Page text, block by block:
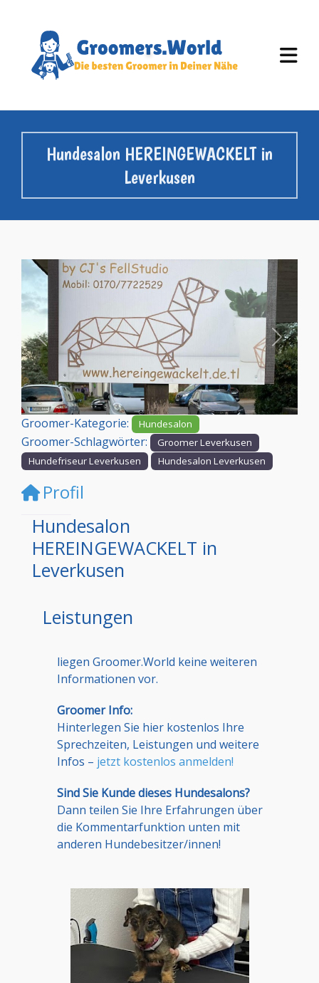
Hundesalon HEREINGEWACKELT in
Leverkusen
Vorheriges
Groomer-Kategorie: Hundesalon
Groomer-Schlagwörter:
Groomer Leverkusen
Hundefriseur Leverkusen
Hundesalon Leverkusen
Profil
Hundesalon
HEREINGEWACKELT in
Leverkusen
Leistungen
liegen Groomer.World keine weiteren
Informationen vor.
Groomer Info:
Hinterlegen Sie hier kostenlos Ihre
Sprechzeiten, Leistungen und weitere
Infos – jetzt kostenlos anmelden!
Sind Sie Kunde dieses Hundesalons?
Dann teilen Sie Ihre Erfahrungen über
die Kommentarfunktion unten mit
anderen Hundebesitzer/innen!